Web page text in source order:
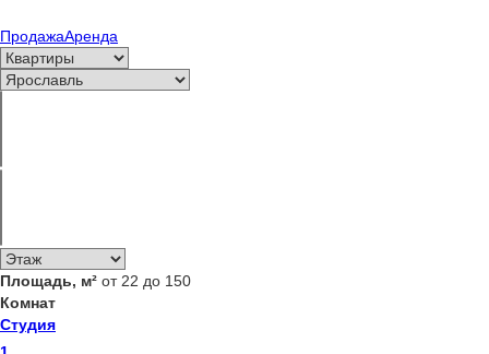
ПродажаАренда
Площадь, м² от 22 до 150
Комнат
Студия